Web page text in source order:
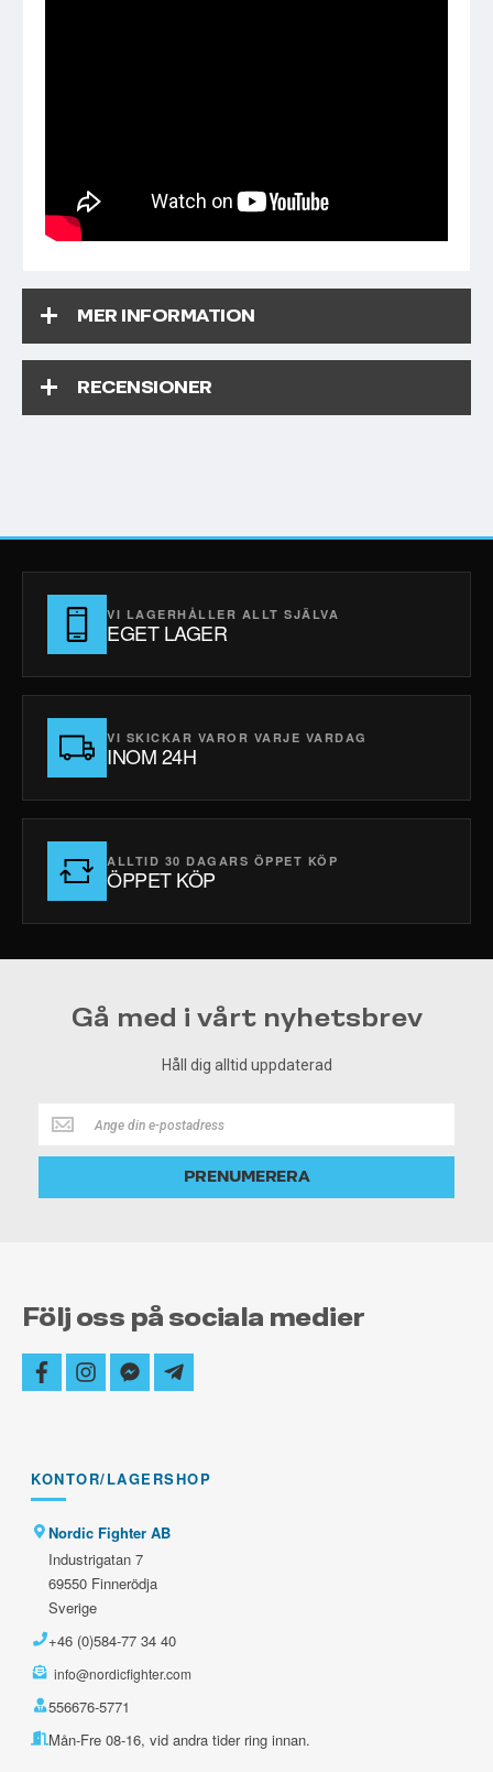
MER INFORMATION
RECENSIONER
VI LAGERHÅLLER ALLT SJÄLVA
EGET LAGER
VI SKICKAR VAROR VARJE VARDAG
INOM 24H
ALLTID 30 DAGARS ÖPPET KÖP
ÖPPET KÖP
Gå med i vårt nyhetsbrev
Håll dig alltid uppdaterad
Håll
dig
alltid
PRENUMERERA
Följ oss på sociala medier
facebookinstagram
facebook-
messenger
telegram-
plane
KONTOR/LAGERSHOP
Nordic Fighter AB
Industrigatan 7
69550 Finnerödja
Sverige
+46 (0)584-77 34 40
info@nordicfighter.com
556676-5771
Mån-Fre 08-16, vid andra tider ring innan.